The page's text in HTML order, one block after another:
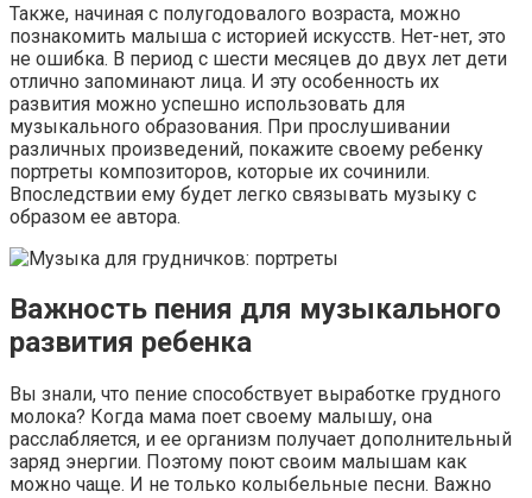
Также, начиная с полугодовалого возраста, можно
познакомить малыша с историей искусств. Нет-нет, это
не ошибка. В период с шести месяцев до двух лет дети
отлично запоминают лица. И эту особенность их
развития можно успешно использовать для
музыкального образования. При прослушивании
различных произведений, покажите своему ребенку
портреты композиторов, которые их сочинили.
Впоследствии ему будет легко связывать музыку с
образом ее автора.
Важность пения для музыкального
развития ребенка
Вы знали, что пение способствует выработке грудного
молока? Когда мама поет своему малышу, она
расслабляется, и ее организм получает дополнительный
заряд энергии. Поэтому поют своим малышам как
можно чаще. И не только колыбельные песни. Важно